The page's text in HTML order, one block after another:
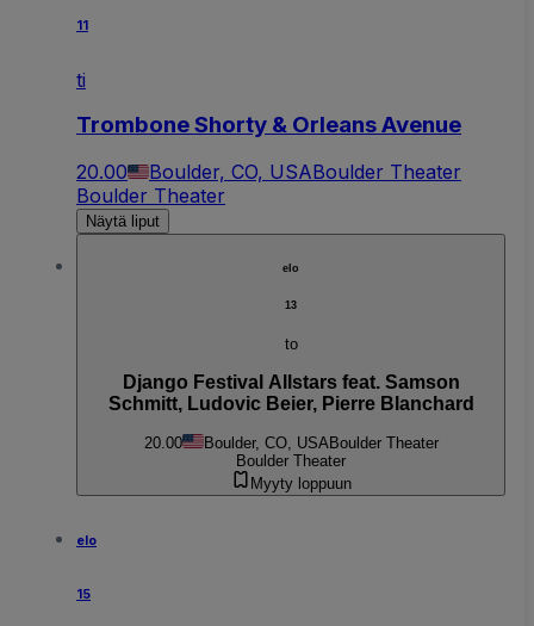
11
ti
Trombone Shorty & Orleans Avenue
20.00 Boulder, CO, USABoulder Theater
Boulder Theater
Näytä liput
elo
13
to
Django Festival Allstars feat. Samson
Schmitt, Ludovic Beier, Pierre Blanchard
20.00 Boulder, CO, USABoulder Theater
Boulder Theater
Myyty loppuun
elo
15